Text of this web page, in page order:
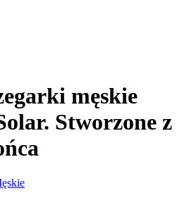
męskie
Stworzone z